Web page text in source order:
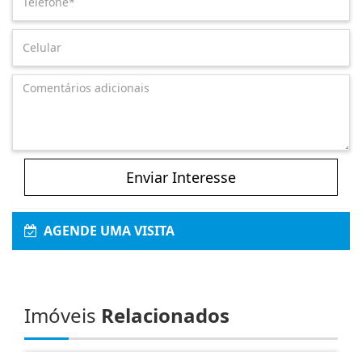
Enviar Interesse
AGENDE UMA VISITA
Imóveis Relacionados